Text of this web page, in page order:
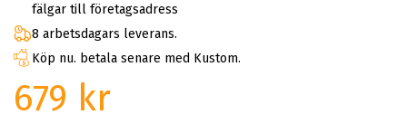
fälgar till företagsadress
8 arbetsdagars leverans.
Köp nu. betala senare med Kustom.
679 kr